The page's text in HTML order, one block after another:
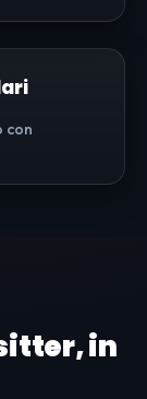
con
in